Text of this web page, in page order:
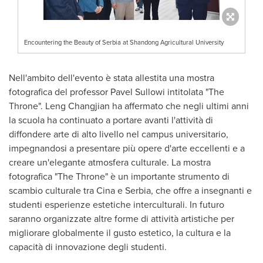
Encountering the Beauty of Serbia at Shandong Agricultural University
Nell'ambito dell'evento è stata allestita una mostra
fotografica del professor Pavel Sullowi intitolata "The
Throne". Leng Changjian ha affermato che negli ultimi anni
la scuola ha continuato a portare avanti l'attività di
diffondere arte di alto livello nel campus universitario,
impegnandosi a presentare più opere d'arte eccellenti e a
creare un'elegante atmosfera culturale. La mostra
fotografica "The Throne" è un importante strumento di
scambio culturale tra Cina e Serbia, che offre a insegnanti e
studenti esperienze estetiche interculturali. In futuro
saranno organizzate altre forme di attività artistiche per
migliorare globalmente il gusto estetico, la cultura e la
capacità di innovazione degli studenti.